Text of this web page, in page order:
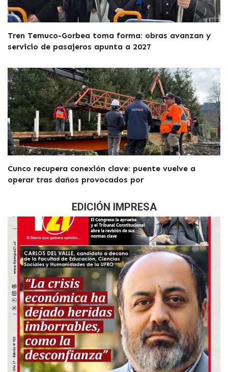
Tren Temuco-Gorbea toma forma: obras avanzan y
servicio de pasajeros apunta a 2027
Cunco recupera conexión clave: puente vuelve a
operar tras daños provocados por
EDICIÓN IMPRESA